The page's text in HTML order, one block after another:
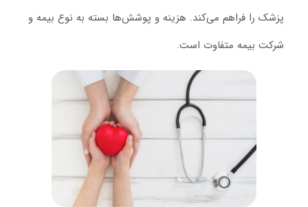
را فراهم می‌کند. هزینه و پوشش‌ها بسته به نوع بیمه و
بیمه متفاوت است.